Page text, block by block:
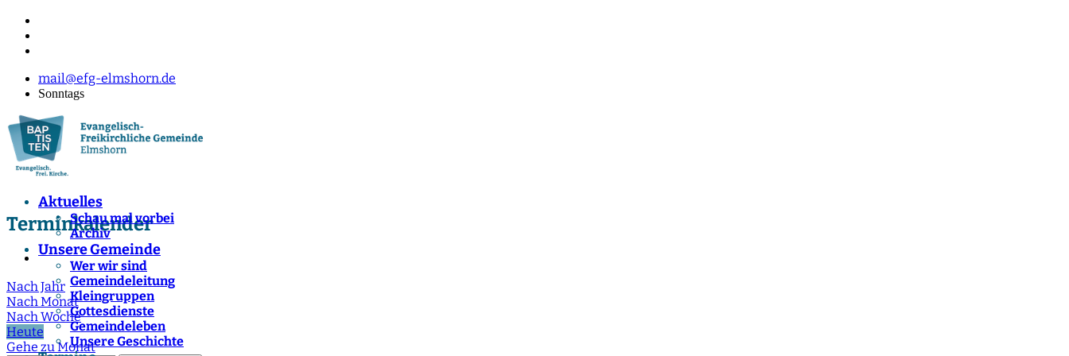
mail@efg-elmshorn.de
Sonntags
Aktuelles
Schau mal vorbei
Archiv
Unsere Gemeinde
Wer wir sind
Gemeindeleitung
Kleingruppen
Gottesdienste
Gemeindeleben
Unsere Geschichte
Terminkalender
Nach Jahr
Nach Monat
Nach Woche
Heute
Gehe zu Monat